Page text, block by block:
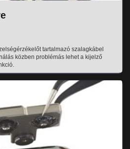
tartalmazó szalagkábel
közben problémás lehet a kijelző